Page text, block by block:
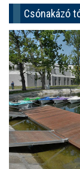
Csónakázó